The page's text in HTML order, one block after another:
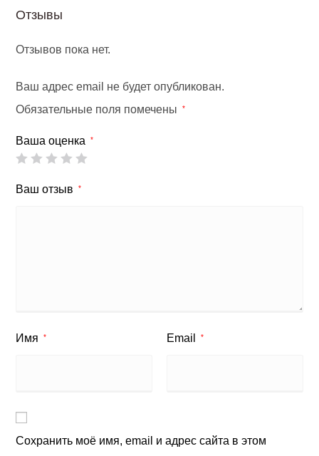
Отзывы
Отзывов пока нет.
Ваш адрес email не будет опубликован.
Обязательные поля помечены
*
Ваша оценка *
Ваш отзыв *
Имя * Email *
Сохранить моё имя, email и адрес сайта в этом